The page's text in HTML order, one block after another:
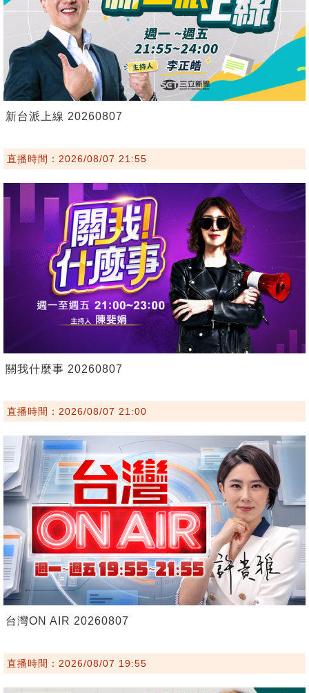
新台派上線 20260807
直播時間：2026/08/07 21:55
關我什麼事 20260807
直播時間：2026/08/07 21:00
台灣ON AIR 20260807
直播時間：2026/08/07 19:55